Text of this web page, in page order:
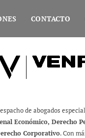
CONTACTO
de abogados
Económico, Derecho
Corporativo. Con